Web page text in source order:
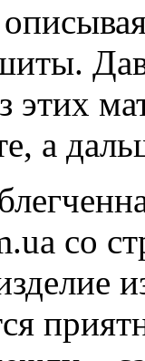
этих
а
со